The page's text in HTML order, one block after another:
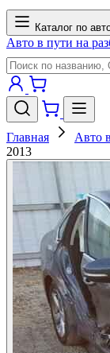
Каталог по
Авто в пути на
Главная Авто
2013